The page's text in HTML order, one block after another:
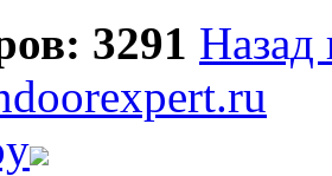
3291 Назад